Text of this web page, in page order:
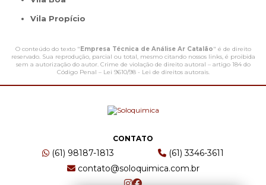
Vila Propício
O conteúdo do texto " Empresa Técnica de Análise Ar Catalão" é de direito
reservado. Sua reprodução, parcial ou total, mesmo citando nossos links, é proibida
sem a autorização do autor. Crime de violação de direito autoral – artigo 184 do
Código Penal – Lei 9610/98 - Lei de direitos autorais.
CONTATO
(61) 98187-1813
(61) 3346-3611
contato@soloquimica.com.br